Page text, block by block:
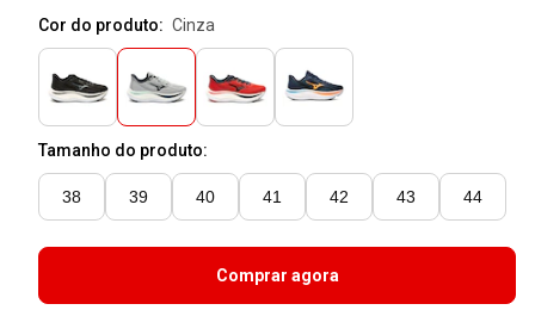
Cor do produto:
cinza
Tamanho do produto:
38 39 40 41 42 43 44
Comprar agora